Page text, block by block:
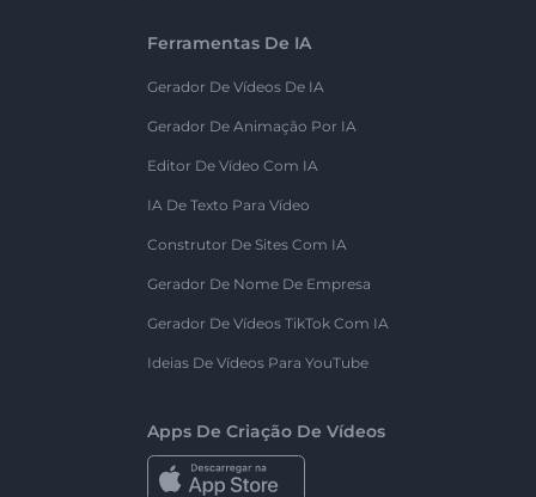
Ferramentas De IA
Gerador De Vídeos De IA
Gerador De Animação Por IA
Editor De Vídeo Com IA
IA De Texto Para Vídeo
Construtor De Sites Com IA
Gerador De Nome De Empresa
Gerador De Vídeos TikTok Com IA
Ideias De Vídeos Para YouTube
Apps De Criação De Vídeos